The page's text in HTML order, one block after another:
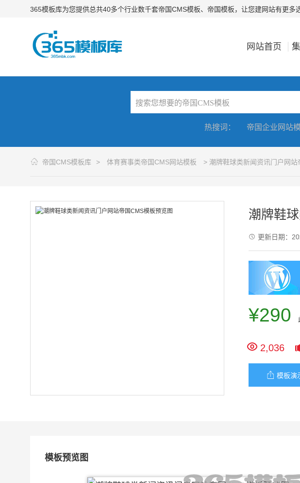
365模板库为您提供总共40多个行业数千套帝国CMS模板、帝国模板，让您建网站有更多
网站首页
热搜词： 帝国企业网站
帝国CMS模板库 > 体育赛事类帝国CMS网站模板 > 潮牌鞋球类新闻资讯门户网站
潮牌鞋
 更新日期：
¥290
 2,036
 模板演
模板预览图